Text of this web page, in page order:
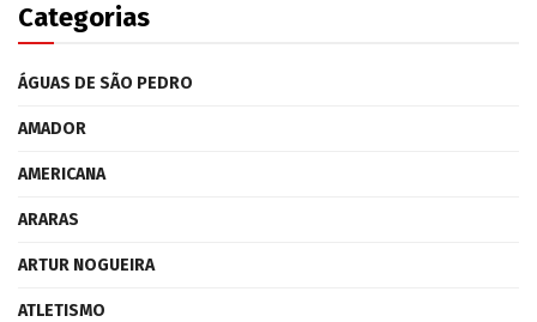
Categorias
ÁGUAS DE SÃO PEDRO
AMADOR
AMERICANA
ARARAS
ARTUR NOGUEIRA
ATLETISMO